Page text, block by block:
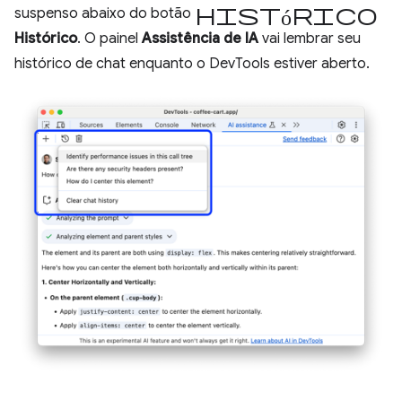
suspenso abaixo do botão histórico
Histórico. O painelAssistência de IA vai lembrar seu
histórico de chat enquanto o DevTools estiver aberto.